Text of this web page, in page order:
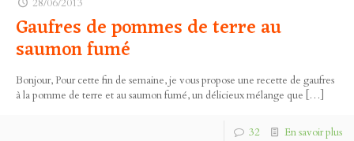
28/06/2013
Gaufres de pommes de terre au
saumon fumé
Bonjour, Pour cette fin de semaine, je vous propose une recette de gaufres
à la pomme de terre et au saumon fumé, un délicieux mélange que […]
32 En savoir plus